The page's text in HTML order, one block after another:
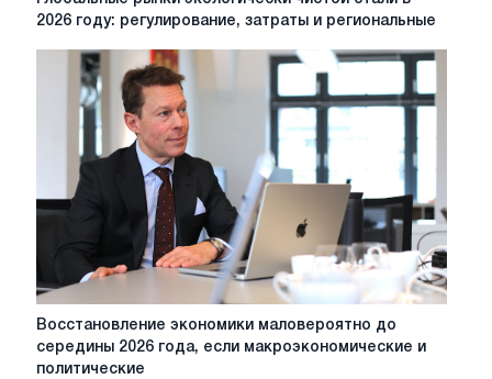
рынки
чистой
стали
регулирование,
затраты
и
региональные
различия
2026 году: регулирование, затраты и региональные
Восстановление
маловероятно
Восстановление экономики маловероятно до
середины 2026 года, если макроэкономические и
политические